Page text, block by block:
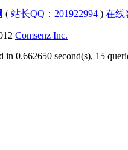
( 站长QQ：201922994 ) 在线
Comsenz Inc.
in 0.662650 second(s), 15